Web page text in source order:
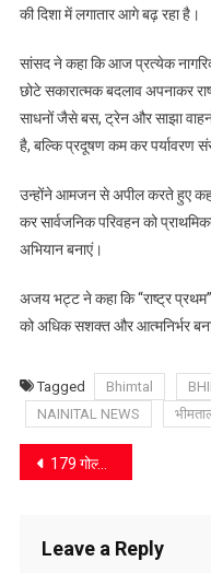
की दिशा में लगातार आगे बढ़ रहा है।
सांसद ने कहा कि आज प्रत्येक
छोटे सकारात्मक बदलाव अपनाकर
साधनों जैसे बस, ट्रेन और साझा
है, बल्कि प्रदूषण कम कर पर्यावरण
उन्होंने आमजन से अपील करते हुए
कर सार्वजनिक परिवहन को
अभियान बनाएं।
अजय भट्ट ने कहा कि “राष्ट्र
को अधिक सशक्त और आत्मनिर्भर
Tagged Bhimtal
NAINITAL NEWS
Post
179 गोल्फरों के साथ शुरू हुआ गवर्नर्स कप, राज्यपाल ने किया टी-ऑफ
Leave a Reply